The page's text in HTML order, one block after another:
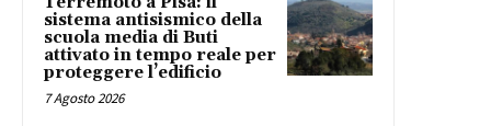
sistema antisismico della
scuola media di Buti
attivato in tempo reale per
proteggere l’edificio
7 Agosto 2026